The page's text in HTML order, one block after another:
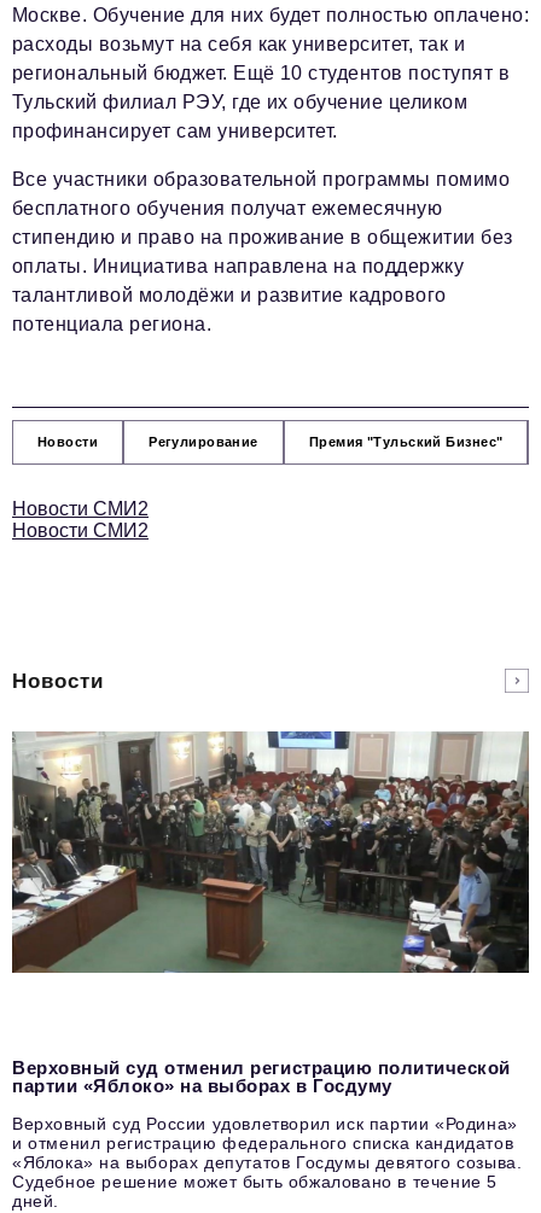
Москве. Обучение для них будет полностью оплачено:
расходы возьмут на себя как университет, так и
региональный бюджет. Ещё 10 студентов поступят в
Тульский филиал РЭУ, где их обучение целиком
профинансирует сам университет.
Все участники образовательной программы помимо
бесплатного обучения получат ежемесячную
стипендию и право на проживание в общежитии без
оплаты. Инициатива направлена на поддержку
талантливой молодёжи и развитие кадрового
потенциала региона.
Новости Регулирование Премия "Тульский Бизнес"
Новости СМИ2
Новости СМИ2
Новости
Верховный суд отменил регистрацию политической
партии «Яблоко» на выборах в Госдуму
Верховный суд России удовлетворил иск партии «Родина»
и отменил регистрацию федерального списка кандидатов
«Яблока» на выборах депутатов Госдумы девятого созыва.
Судебное решение может быть обжаловано в течение 5
дней.